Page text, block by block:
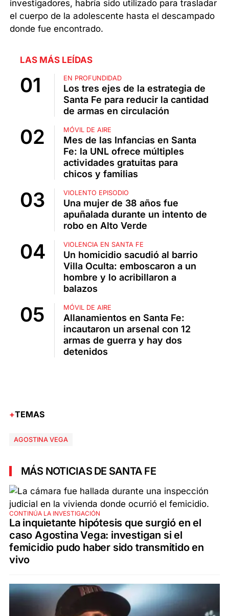
investigadores, habría sido utilizado para trasladar
el cuerpo de la adolescente hasta el descampado
donde fue encontrado.
LAS MÁS LEÍDAS
EN PROFUNDIDAD
Los tres ejes de la estrategia de
Santa Fe para reducir la cantidad
de armas en circulación
MÓVIL DE AIRE
Mes de las Infancias en Santa
Fe: la UNL ofrece múltiples
actividades gratuitas para
chicos y familias
VIOLENTO EPISODIO
Una mujer de 38 años fue
apuñalada durante un intento de
robo en Alto Verde
VIOLENCIA EN SANTA FE
Un homicidio sacudió al barrio
Villa Oculta: emboscaron a un
hombre y lo acribillaron a
balazos
MÓVIL DE AIRE
Allanamientos en Santa Fe:
incautaron un arsenal con 12
armas de guerra y hay dos
detenidos
TEMAS
AGOSTINA VEGA
MÁS NOTICIAS DE SANTA FE
CONTINÚA LA INVESTIGACIÓN
La inquietante hipótesis que surgió en el
caso Agostina Vega: investigan si el
femicidio pudo haber sido transmitido en
vivo